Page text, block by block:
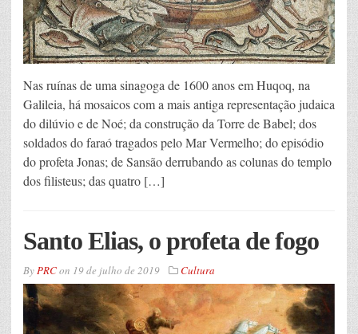
Nas ruínas de uma sinagoga de 1600 anos em Huqoq, na
Galileia, há mosaicos com a mais antiga representação judaica
do dilúvio e de Noé; da construção da Torre de Babel; dos
soldados do faraó tragados pelo Mar Vermelho; do episódio
do profeta Jonas; de Sansão derrubando as colunas do templo
dos filisteus; das quatro […]
Santo Elias, o profeta de fogo
ByPRCon 19 de julho de 2019 Cultura